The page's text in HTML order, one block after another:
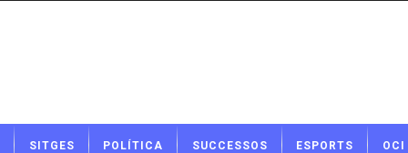
SITGES POLÍTICA SUCCESSOS ESPORTS OCI